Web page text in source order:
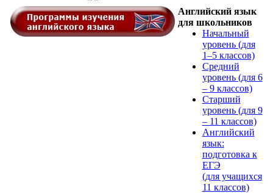
Английский язык
для школьников
Начальный
уровень (для
1–5 классов)
Средний
уровень (для 6
– 9 классов)
Старший
уровень (для 9
– 11 классов)
Английский
язык:
подготовка к
ЕГЭ
(для учащихся
11 классов)